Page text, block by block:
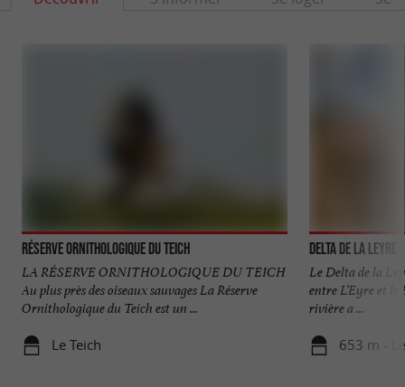
Réserve Orni­thologique du Teich
LA RÉSERVE ORNITHOLOGIQUE DU TEICH
Au plus près des oiseaux sauvages La Réserve
Ornithologique du Teich est un ...
Le Teich
Delta de la Leyre
Le Delta de la
entre L’Eyre et le
rivière a ...
653 m -